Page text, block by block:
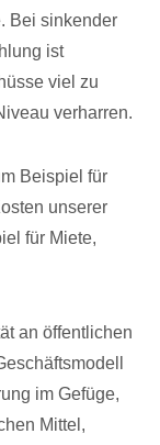
Bei sinkender
ist
viel zu
verharren.
Beispiel für
unserer
für Miete,
an öffentlichen
im Gefüge,
Mittel,